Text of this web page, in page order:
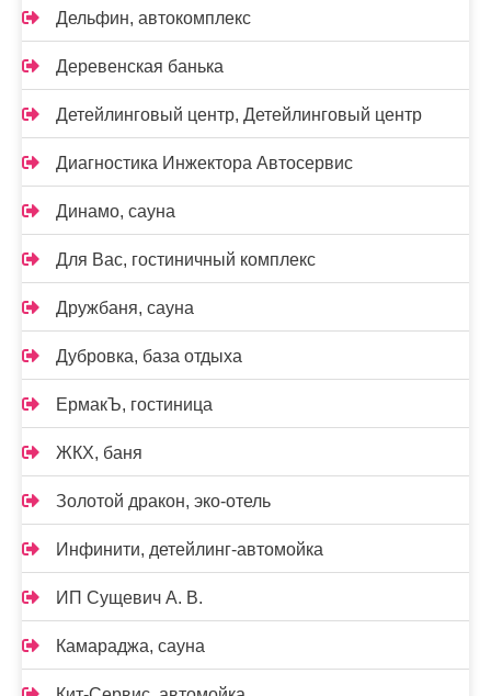
Дельфин, автокомплекс
Деревенская банька
Детейлинговый центр, Детейлинговый центр
Диагностика Инжектора Автосервис
Динамо, сауна
Для Вас, гостиничный комплекс
Дружбаня, сауна
Дубровка, база отдыха
ЕрмакЪ, гостиница
ЖКХ, баня
Золотой дракон, эко-отель
Инфинити, детейлинг-автомойка
ИП Сущевич А. В.
Камараджа, сауна